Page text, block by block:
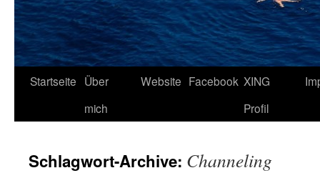
Zum
Startseite Über
mich
Website Facebook XING
Profil
Schlagwort-Archive: Channeling